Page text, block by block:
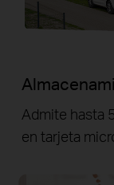
Admite hasta
en tarjeta